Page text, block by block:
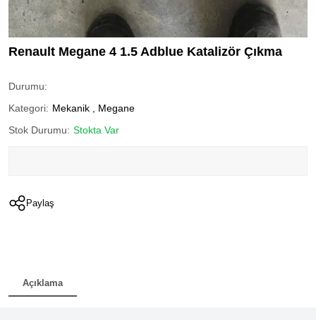
Renault Megane 4 1.5 Adblue Katalizör Çıkma
Durumu:
Kategori: Mekanik
Megane
Stok Durumu: Stokta Var
Paylaş
Açıklama